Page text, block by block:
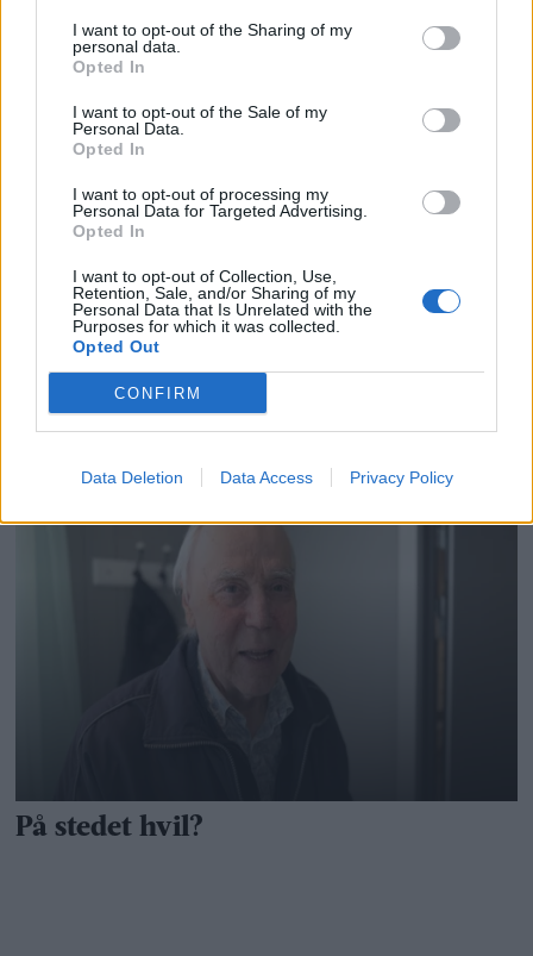
I want to opt-out of the Sharing of my
personal data.
Opted In
I want to opt-out of the Sale of my
Personal Data.
Opted In
I want to opt-out of processing my
Personal Data for Targeted Advertising.
Opted In
I want to opt-out of Collection, Use,
Retention, Sale, and/or Sharing of my
Personal Data that Is Unrelated with the
Purposes for which it was collected.
Opted Out
CONFIRM
Data Deletion Data Access Privacy Policy
– Nå har det gått for
langt
Lea tar over Røros
Kunstformidling i
3 dager siden
– Vi er fornøyde, men
det kunne ha gått bedre